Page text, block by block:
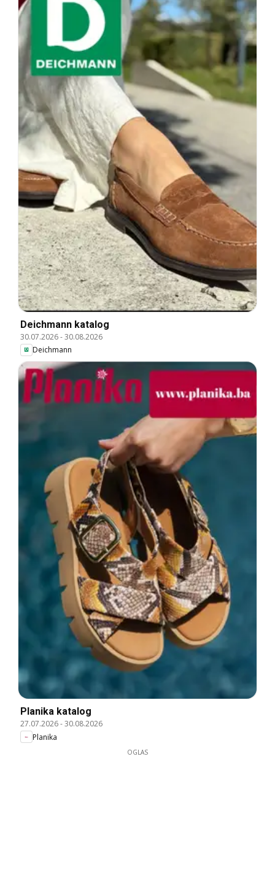
Deichmann katalog
30.07.2026-30.08.2026
Deichmann
Planika katalog
27.07.2026-30.08.2026
Planika
OGLAS